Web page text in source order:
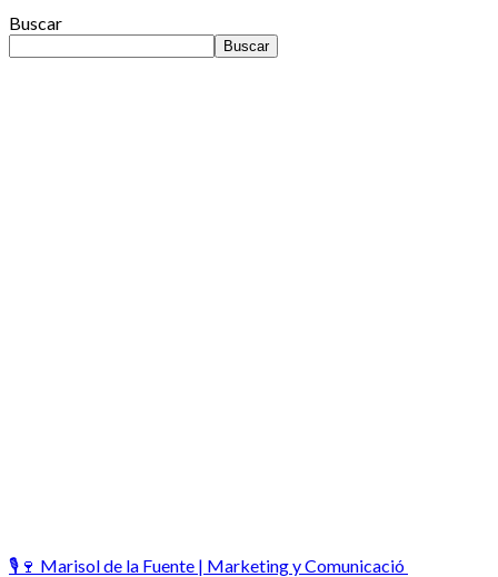
Buscar
Buscar
🎙️🍷 Marisol de la Fuente | Marketing y Comunicació